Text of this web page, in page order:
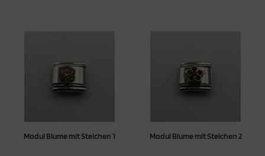
Modul Blume mit Steichen 1 Modul Blume mit Steichen 2